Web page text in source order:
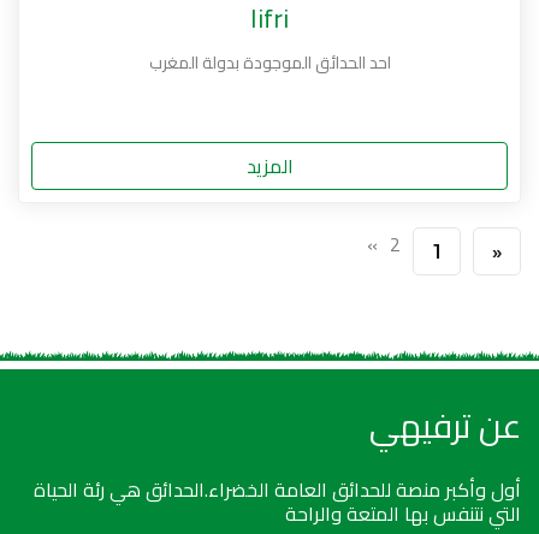
Iifri
احد الحدائق الموجودة بدولة المغرب
المزيد
«
1
2
»
عن ترفيهي
أول وأكبر منصة للحدائق العامة الخضراء.الحدائق هي رئة الحياة
التي نتنفس بها المتعة والراحة